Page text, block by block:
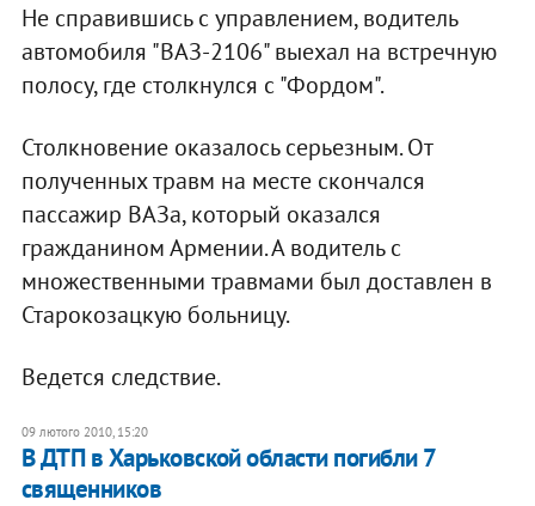
Не справившись с управлением, водитель
автомобиля "ВАЗ-2106" выехал на встречную
полосу, где столкнулся с "Фордом".
Столкновение оказалось серьезным. От
полученных травм на месте скончался
пассажир ВАЗа, который оказался
гражданином Армении. А водитель с
множественными травмами был доставлен в
Старокозацкую больницу.
Ведется следствие.
09 лютого 2010, 15:20
В ДТП в Харьковской области погибли 7
священников